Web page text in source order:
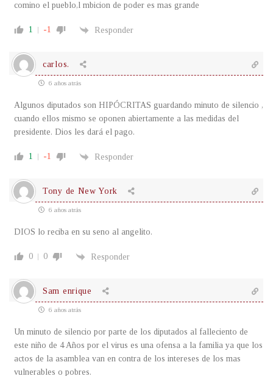
comino el pueblo,l mbicion de poder es mas grande
1 -1 Responder
carlos.
6 años atrás
Algunos diputados son HIPÓCRITAS guardando minuto de silencio ,
cuando ellos mismo se oponen abiertamente a las medidas del
presidente. Dios les dará el pago.
1 -1 Responder
Tony de New York
6 años atrás
DIOS lo reciba en su seno al angelito.
0 0 Responder
Sam enrique
6 años atrás
Un minuto de silencio por parte de los diputados al falleciento de
este niño de 4 Años por el virus es una ofensa a la familia ya que los
actos de la asamblea van en contra de los intereses de los mas
vulnerables o pobres.